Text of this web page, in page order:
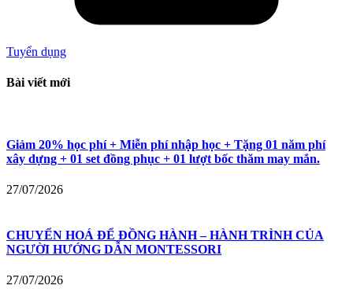
Tuyển dụng
Bài viết mới
Giảm 20% học phí + Miễn phí nhập học + Tặng 01 năm phí
xây dựng + 01 set đồng phục + 01 lượt bốc thăm may mắn.
27/07/2026
CHUYỂN HOÁ ĐỂ ĐỒNG HÀNH – HÀNH TRÌNH CỦA
NGƯỜI HƯỚNG DẪN MONTESSORI
27/07/2026